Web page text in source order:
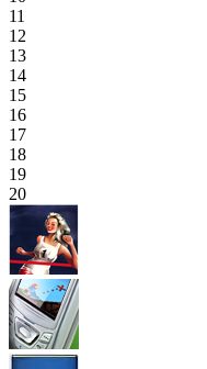
11
12
13
14
15
16
17
18
19
20